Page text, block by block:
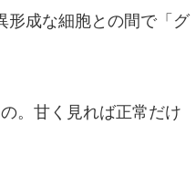
形成な細胞との間で「グ
。甘く見れば正常だけ